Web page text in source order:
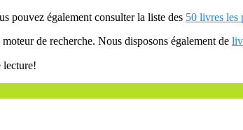
pouvez également consulter la liste des 50 livres les
de recherche. Nous disposons également de
lecture!